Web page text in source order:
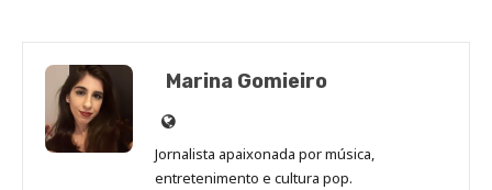
Marina Gomieiro
Site
de
Marina
Jornalista apaixonada por música,
entretenimento e cultura pop.